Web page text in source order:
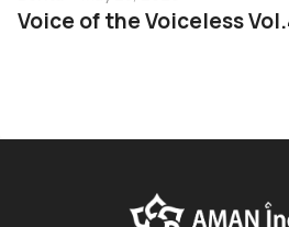
Voice of the Voiceless